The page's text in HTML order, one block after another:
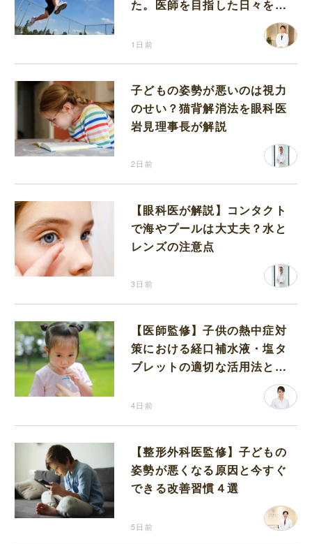
た。医師を目指した日々を振
1日前
子どもの姿勢が悪いのは視力
のせい？猫背解消法を眼科医
岩見理事長が解説
2日前
【眼科医が解説】コンタクト
で海やプールは大丈夫？水と
レンズの注意点
3日前
【医師監修】子供の熱中症対
策における経口補水液・塩タ
ブレットの適切な活用法と水
4日前
【整形外科医監修】子どもの
姿勢が悪くなる原因と今すぐ
できる改善習慣４選
5日前